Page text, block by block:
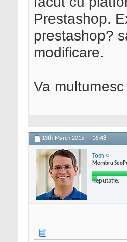
Prestashop.
prestashop?
modificare.
Va
13th March 2015, 16:48
Tom
Membru
Reputatie: